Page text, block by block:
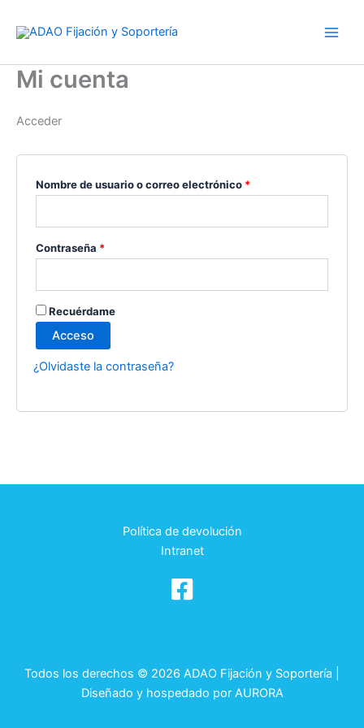
Mi cuenta
Acceder
Nombre de usuario o correo electrónico *
Contraseña *
Recuérdame
Acceso
¿Olvidaste la contraseña?
Política de devolución
Intranet
Todos los derechos © 2026 ADAO Fijación y Soportería |
Diseñado y hospedado por AURORA